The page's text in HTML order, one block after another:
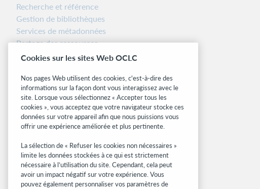
Recherche et référence
Gestion de bibliothèques
Services de métadonnées
Partage des ressources
Boîte à outils des bibliothécaires
Alertes systèmes
Sites associés
OCLC.org
Formats bibliographiques
Community Center
Research
WebJunction
Réseau des développeurs
Cookies sur les sites Web OCLC
Nos pages Web utilisent des cookies, c'est-à-dire des
informations sur la façon dont vous interagissez avec le
site. Lorsque vous sélectionnez « Accepter tous les
cookies », vous acceptez que votre navigateur stocke ces
données sur votre appareil afin que nous puissions vous
offrir une expérience améliorée et plus pertinente.
La sélection de « Refuser les cookies non nécessaires »
limite les données stockées à ce qui est strictement
nécessaire à l’utilisation du site. Cependant, cela peut
avoir un impact négatif sur votre expérience. Vous
pouvez également personnaliser vos paramètres de